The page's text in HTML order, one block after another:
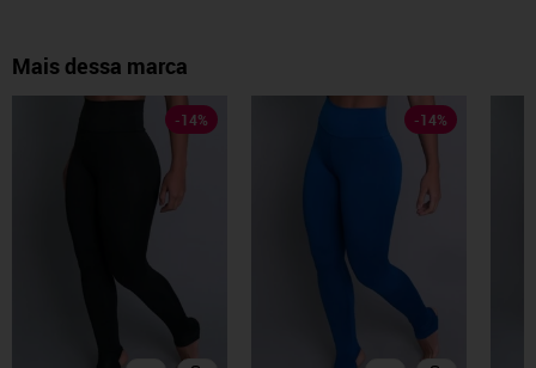
Mais dessa marca
-14% -14%